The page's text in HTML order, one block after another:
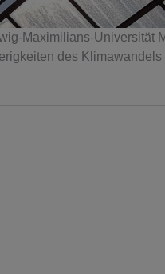
Maximilians-Universität
des Klimawandels